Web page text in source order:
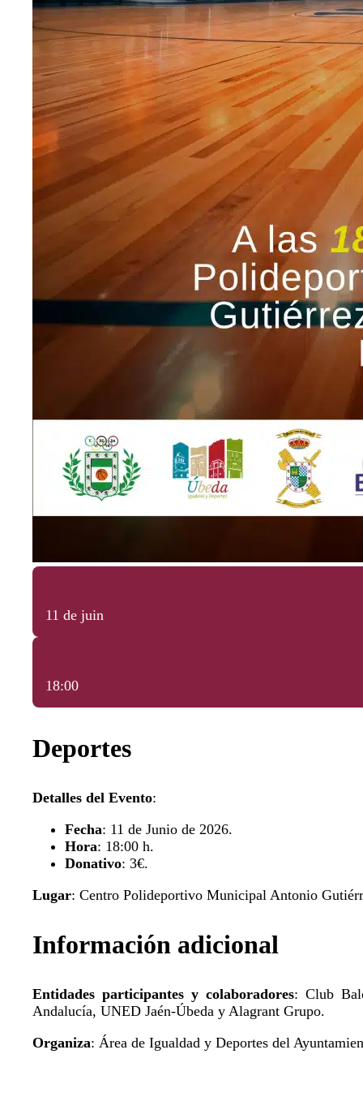
11 de juin
18:00
Deportes
Detalles del Evento:
Fecha: 11 de Junio de 2026.
Hora: 18:00 h.
Donativo: 3€.
Lugar: Centro Polideportivo Municipal Antonio
Información adicional
Entidades participantes y colaboradores: Club
Andalucía, UNED Jaén-Úbeda y Alagrant Grupo.
Organiza: Área de Igualdad y Deportes del